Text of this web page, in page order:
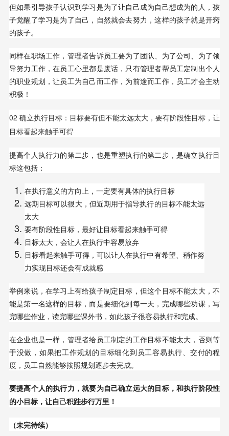
但如果引导孩子认识到学习是为了让自己成为自己想成为的人，孩
子觉醒了学习是为了自己，自然就会去努力，这样的孩子就是开窍
的孩子。
同样在职场工作，管理者告诉员工要为了团队、为了公司、为了领
导努力工作，在员工心里都是废话，只有管理者帮员工定制出个人
的职业规划，让员工为自己而工作，为前途而工作，员工才会主动
积极！
02 确立执行目标：目标要有但不能太远太大，要有阶段性目标，让
目标看起来触手可得
提高个人执行力的第二步，也是重塑执行的第二步，是确立执行目
标这包括：
在执行意义的方向上，一定要有具体的执行目标
远期目标可以很大，但近期用于指导执行的目标不能太远
太大
要有阶段性目标，最好让目标看起来触手可得
目标太大，会让人在执行中容易放弃
目标看起来触手可得，可以让人在执行中有希望、稍作努
力实现目标还会有成就感
举例来说，在学习上有给孩子制定目标，但这个目标不能太大，不
能是第一名这样的目标，而是要细化到每一天，完成哪些功课，写
完哪些作业，读完哪些课外书，如此孩子很容易执行和完成。
在企业也是一样，管理者给员工制定的工作目标不能太大，否则等
于没做，如果把工作规划的目标细化到员工容易执行、交付的程
度，员工自然能够按照规划逐步去完成。
要提高个人的执行力，就要为自己确立远大的目标，和执行阶段性
的小目标，让自己积跬步行万里！
（未完待续）